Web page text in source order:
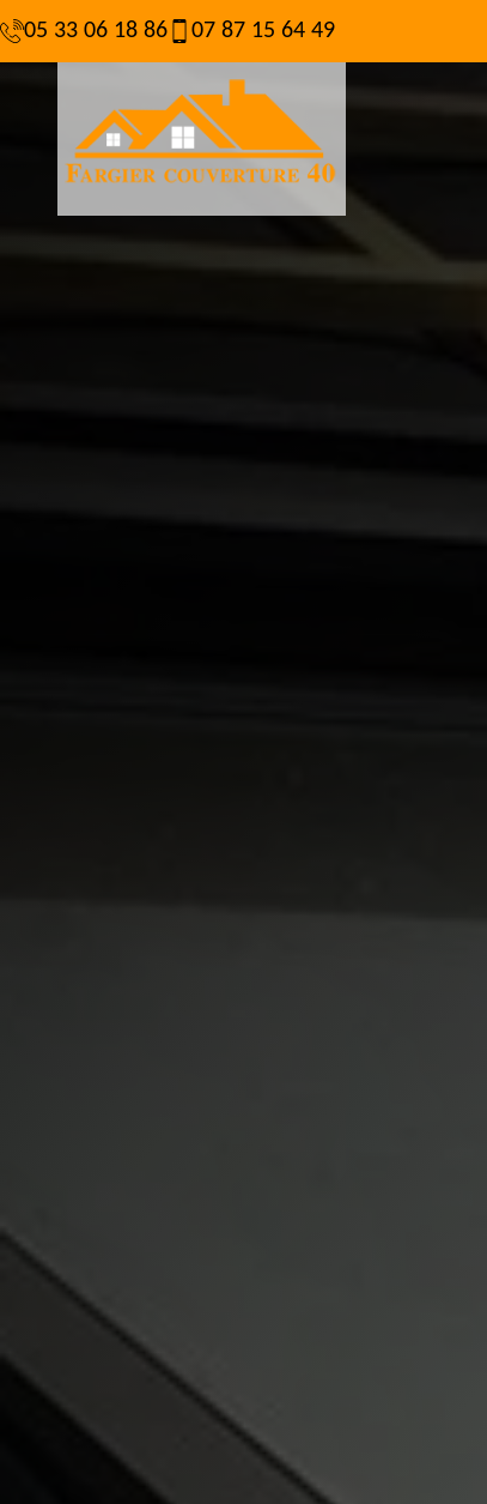
05 33 06 18 86 07 87 15 64 49